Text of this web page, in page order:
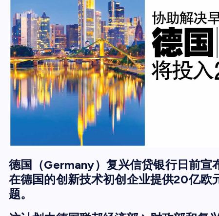
德国（Germany）复兴信贷银行日前宣
在德国的创新技术初创企业提供20亿欧
题。